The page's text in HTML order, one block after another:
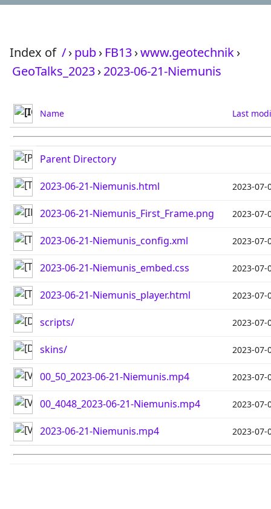
Index of /›pub› FB13›www.geotechnik›
GeoTalks_2023›2023-06-21-Niemunis
Name Last
Parent Directory
2023-06-21-Niemunis.html 2023-07-
2023-06-21-Niemunis_First_Frame.png 2023-07-
2023-06-21-Niemunis_config.xml 2023-07-
2023-06-21-Niemunis_embed.css 2023-07-
2023-06-21-Niemunis_player.html 2023-07-
scripts/ 2023-07-
skins/ 2023-07-
00_50_2023-06-21-Niemunis.mp4 2023-07-
00_4048_2023-06-21-Niemunis.mp4 2023-07-
2023-06-21-Niemunis.mp4 2023-07-